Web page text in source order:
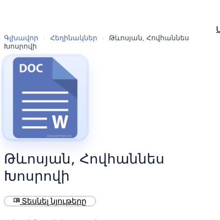
Գլխավոր › Հեղինակներ ›
Թևոսյան, Հովհաննես
Խոսրովի
Թևոսյան, Հովհաննես
Խոսրովի
menu_book Տեսնել նյութերը